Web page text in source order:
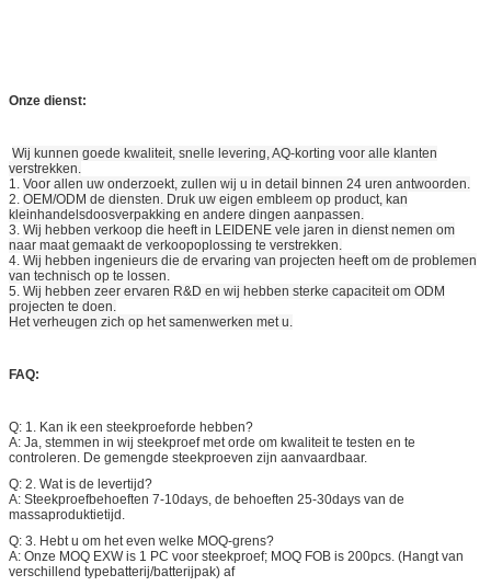
Onze dienst:
Wij kunnen goede kwaliteit, snelle levering, AQ-korting voor alle klanten
verstrekken.
1. Voor allen uw onderzoekt, zullen wij u in detail binnen 24 uren antwoorden.
2. OEM/ODM de diensten. Druk uw eigen embleem op product, kan
kleinhandelsdoosverpakking en andere dingen aanpassen.
3. Wij hebben verkoop die heeft in LEIDENE vele jaren in dienst nemen om
naar maat gemaakt de verkoopoplossing te verstrekken.
4. Wij hebben ingenieurs die de ervaring van projecten heeft om de problemen
van technisch op te lossen.
5. Wij hebben zeer ervaren R&D en wij hebben sterke capaciteit om ODM
projecten te doen.
Het verheugen zich op het samenwerken met u.
FAQ:
Q: 1. Kan ik een steekproeforde hebben?
A: Ja, stemmen in wij steekproef met orde om kwaliteit te testen en te
controleren. De gemengde steekproeven zijn aanvaardbaar.
Q: 2. Wat is de levertijd?
A: Steekproefbehoeften 7-10days, de behoeften 25-30days van de
massaproduktietijd.
Q: 3. Hebt u om het even welke MOQ-grens?
A: Onze MOQ EXW is 1 PC voor steekproef; MOQ FOB is 200pcs. (Hangt van
verschillend typebatterij/batterijpak) af